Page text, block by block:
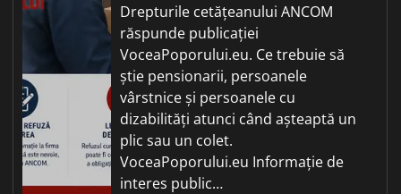
Drepturile cetățeanului ANCOM
răspunde publicației
VoceaPoporului.eu. Ce trebuie să
știe pensionarii, persoanele
vârstnice și persoanele cu
dizabilități atunci când așteaptă un
plic sau un colet.
VoceaPoporului.eu Informație de
interes public…